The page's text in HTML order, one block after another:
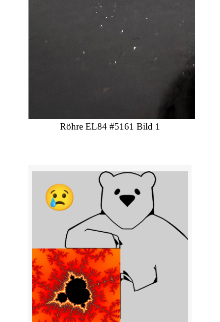
Röhre EL84 #5161 Bild 1